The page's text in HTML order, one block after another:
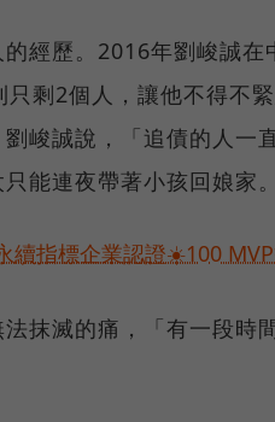
經歷。2016年劉峻誠
剩2個人，讓他不得不
峻誠說，「追債的人一
能連夜帶著小孩回娘家。
續指標企業認證☀️100
抹滅的痛，「有一段時